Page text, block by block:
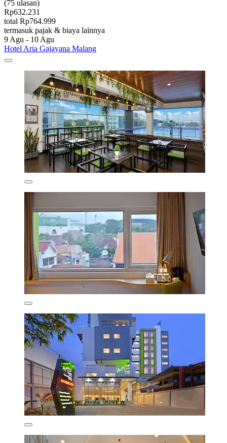
(75 ulasan)
Rp632.231
total Rp764.999
termasuk pajak & biaya lainnya
9 Agu - 10 Agu
Hotel Aria Gajayana Malang